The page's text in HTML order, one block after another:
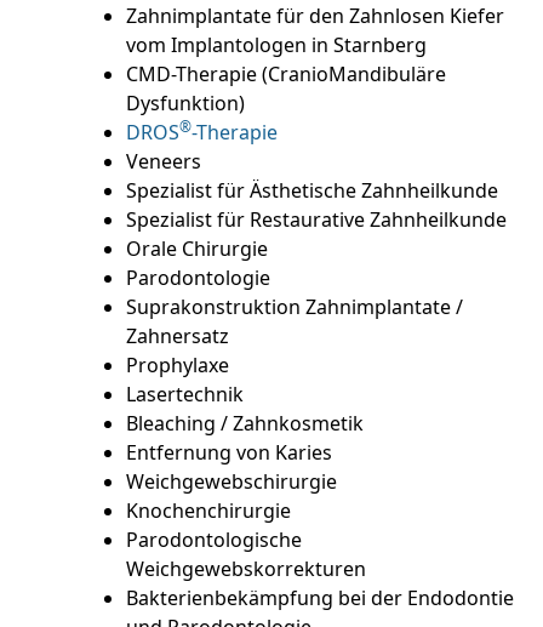
Zahnimplantate für den Zahnlosen Kiefer
vom Implantologen in Starnberg
CMD-Therapie (CranioMandibuläre
Dysfunktion)
DROS®-Therapie
Veneers
Spezialist für Ästhetische Zahnheilkunde
Spezialist für Restaurative Zahnheilkunde
Orale Chirurgie
Parodontologie
Suprakonstruktion Zahnimplantate /
Zahnersatz
Prophylaxe
Lasertechnik
Bleaching / Zahnkosmetik
Entfernung von Karies
Weichgewebschirurgie
Knochenchirurgie
Parodontologische
Weichgewebskorrekturen
Bakterienbekämpfung bei der Endodontie